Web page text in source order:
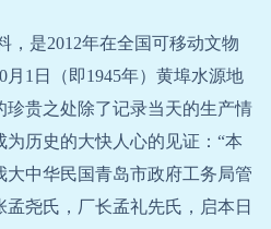
是2012年在全国可移动文物
1日（即1945年）黄埠水源地
珍贵之处除了记录当天的生产情
历史的大快人心的见证：“本
大中华民国青岛市政府工务局管
尧氏，厂长孟礼先氏，启本日